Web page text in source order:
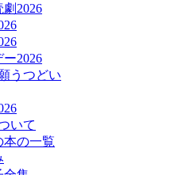
2026
ー2026
うつどい
いて
本の一覧